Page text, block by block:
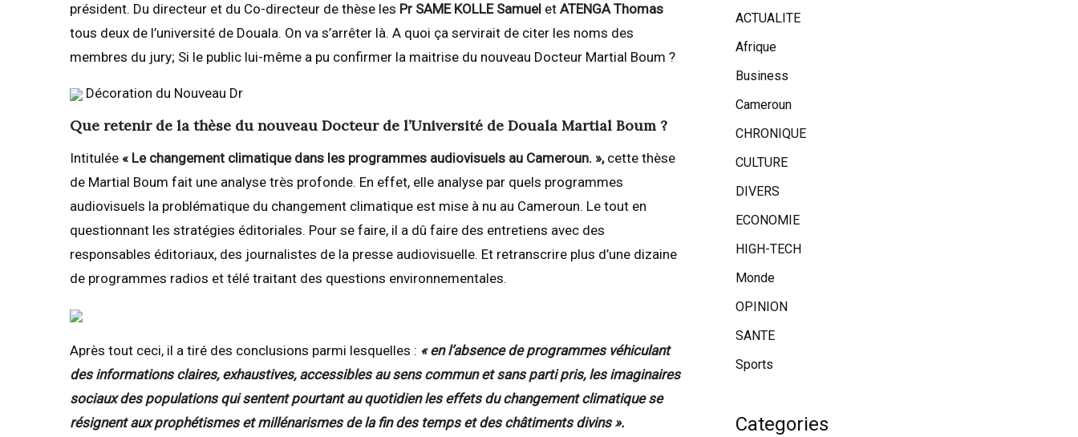
président. Du directeur et du Co-directeur de thèse les Pr SAME KOLLE Samuel et ATENGA Thomas
tous deux de l’université de Douala. On va s’arrêter là. A quoi ça servirait de citer les noms des
membres du jury; Si le public lui-même a pu confirmer la maitrise du nouveau Docteur Martial Boum ?
Décoration du Nouveau Dr
Que retenir de la thèse du nouveau Docteur de l’Université de Douala Martial Boum ?
Intitulée « Le changement climatique dans les programmes audiovisuels au Cameroun. »,cette thèse
de Martial Boum fait une analyse très profonde. En effet, elle analyse par quels programmes
audiovisuels la problématique du changement climatique est mise à nu au Cameroun. Le tout en
questionnant les stratégies éditoriales. Pour se faire, il a dû faire des entretiens avec des
responsables éditoriaux, des journalistes de la presse audiovisuelle. Et retranscrire plus d’une dizaine
de programmes radios et télé traitant des questions environnementales.
Après tout ceci, il a tiré des conclusions parmi lesquelles : « en l’absence de programmes véhiculant
des informations claires, exhaustives, accessibles au sens commun et sans parti pris, les imaginaires
sociaux des populations qui sentent pourtant au quotidien les effets du changement climatique se
résignent aux prophétismes et millénarismes de la fin des temps et des châtiments divins ».
ACTUALITE
Afrique
Business
Cameroun
CHRONIQUE
CULTURE
DIVERS
ECONOMIE
HIGH-TECH
Monde
OPINION
SANTE
Sports
Categories